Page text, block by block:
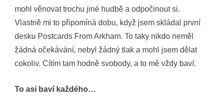
mohl věnovat trochu jiné hudbě a odpočinout si.
Vlastně mi to připomíná dobu, když jsem skládal první
desku Postcards From Arkham. To taky nikdo neměl
žádná očekávání, nebyl žádný tlak a mohl jsem dělat
cokoliv. Cítím tam hodně svobody, a to mě vždy baví.
To asi baví každého…